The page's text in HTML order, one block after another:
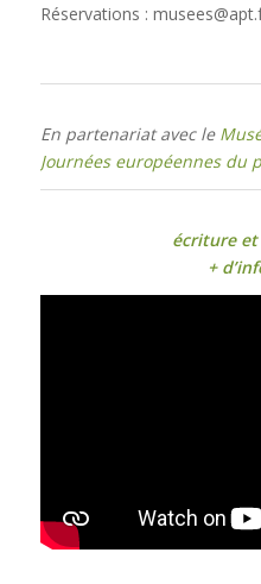
Réservations :
En partenariat avec le
Journées européennes du
écriture et
+